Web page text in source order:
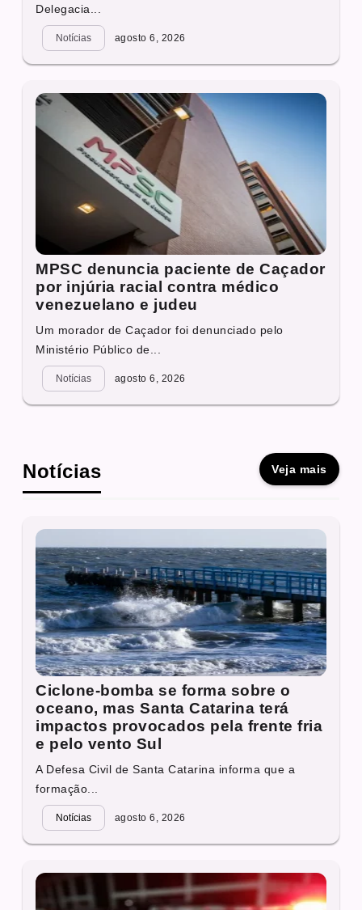
Delegacia...
Notícias agosto 6, 2026
MPSC denuncia paciente de Caçador
por injúria racial contra médico
venezuelano e judeu
Um morador de Caçador foi denunciado pelo
Ministério Público de...
Notícias agosto 6, 2026
Notícias Veja mais
Ciclone-bomba se forma sobre o
oceano, mas Santa Catarina terá
impactos provocados pela frente fria
e pelo vento Sul
A Defesa Civil de Santa Catarina informa que a
formação...
Notícias agosto 6, 2026